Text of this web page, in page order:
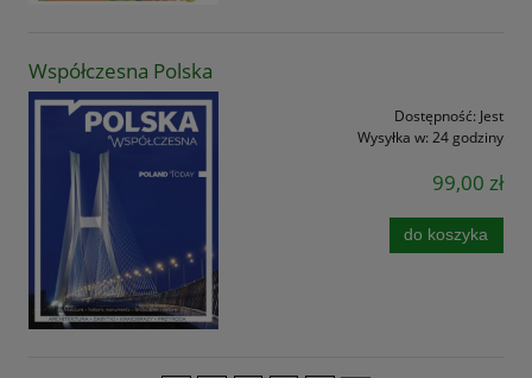
Współczesna Polska
Dostępność: Jest
Wysyłka w: 24 godziny
99,00 zł
do koszyka